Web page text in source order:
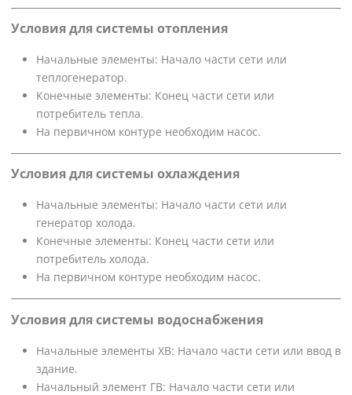
Условия для системы отопления
Начальные элементы: Начало части сети или
теплогенератор.
Конечные элементы: Конец части сети или
потребитель тепла.
На первичном контуре необходим насос.
Условия для системы охлаждения
Начальные элементы: Начало части сети или
генератор холода.
Конечные элементы: Конец части сети или
потребитель холода.
На первичном контуре необходим насос.
Условия для системы водоснабжения
Начальные элементы ХВ: Начало части сети или ввод в
здание.
Начальный элемент ГВ: Начало части сети или